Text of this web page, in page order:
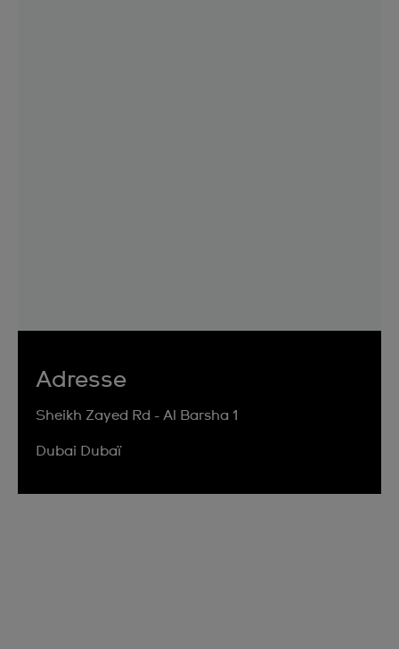
Adresse
Sheikh Zayed Rd - Al Barsha 1
Dubai Dubaï